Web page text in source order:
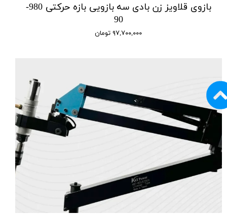
بازوی قلاویز زن بادی سه بازویی بازه حرکتی 980-
90
۹۷,۷۰۰,۰۰۰ تومان